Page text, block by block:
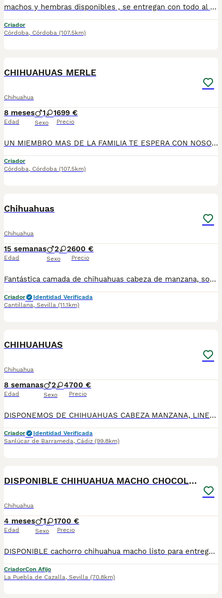
machos y hembras disponibles , se entregan con todo al dia respecto a documentación y condiciones sanitarias , tanto así que hacemos entregas totalmente personalizadas y sin un euro por adelantado , obtenerse personas no aptas para tener perros , solo personas responsables. hacemos entregas a toda ESPAÑA . mas info 670864332 .. GRACIAS DE ANTE MANO
Criador
Córdoba, Córdoba (107.5km)
CHIHUAHUAS MERLE
Chihuahua
8 meses
Edad
1 1
Sexo
699 €
Precio
UN MIEMBRO MAS DE LA FAMILIA TE ESPERA CON NOSOTROS , chihuahuas preciosos, machos y hembras disponibles , se entregan con todo al dia respecto a documentación y condiciones sanitarias , tanto así que hacemos entregas totalmente personalizadas y sin un euro por adelantado , obtenerse personas no aptas para tener perros , solo personas responsables. hacemos entregas a toda ESPAÑA . mas info 670864332
Criador
Córdoba, Córdoba (107.5km)
Chihuahuas
Chihuahua
15 semanas
Edad
2 2
Sexo
600 €
Precio
Fantástica camada de chihuahuas cabeza de manzana, son toy y están listos para entregar, 2 vacunas y chip, se puede enviar a contra reembolso, más información llamar o whasap al 687705959, pregunten sin compromiso, machos 600 hembra 650
Criador
Identidad Verificada
Cantillana, Sevilla (11.1km)
CHIHUAHUAS
Chihuahua
8 semanas
Edad
2 4
Sexo
700 €
Precio
DISPONEMOS DE CHIHUAHUAS CABEZA MANZANA, LINEA RUSA DE MUCHA VARIEDAD DE COLORES , BLUE, MERLE BLUE, ARLEQUIN , CHOCOLATE, LILAC, NEGRO FUEGO, MERLES, NARANJAS,
Criador
Identidad Verificada
Sanlúcar de Barrameda, Cádiz (99.8km)
DISPONIBLE CHIHUAHUA MACHO CHOCOLATE
Chihuahua
4 meses
Edad
1 1
Sexo
700 €
Precio
DISPONIBLE cachorro chihuahua macho listo para entregarla miniatura toy tamaño muy pequeño . FOTOS REALES. Tiene muy buen carácter criado en entorno familiar cariñosos y muy jugueton ideal para compañías se entrega revisado por nuestro veterinario desparacitado con dos vacunas. enseñado hacer sus necesidades en empapadera se envia a todas españa más información por WhatsApp o llamadas 602212186 saludo
CriadorCon Afijo
La Puebla de Cazalla, Sevilla (70.8km)